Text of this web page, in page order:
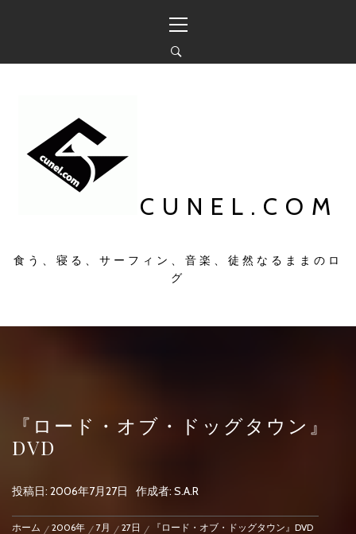
ン
イ
ン
メ
CUNEL.COM
食う、寝る、サーフィン、音楽、徒然なるままのロ
グ
『ロード・オブ・ドッグタウン』
DVD
投稿日: 2006年7月27日 作成者: S.A.R
ホーム 2006年 7月 27日 『ロード・オブ・ドッグタウン』DVD